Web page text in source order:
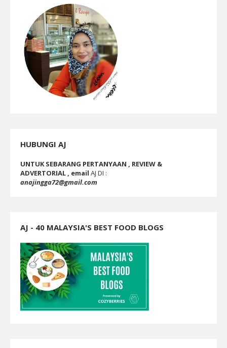
HUBUNGI AJ
UNTUK SEBARANG PERTANYAAN , REVIEW &
ADVERTORIAL , email AJ DI :
anajingga72@gmail.com
AJ - 40 MALAYSIA'S BEST FOOD BLOGS